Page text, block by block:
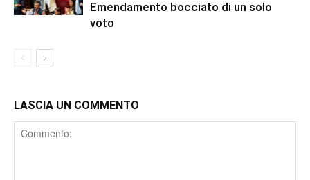
Emendamento bocciato di un solo
voto
LASCIA UN COMMENTO
Comment